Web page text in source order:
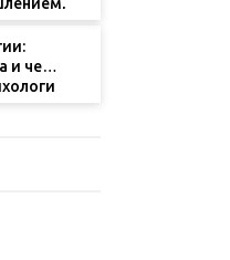
и чем